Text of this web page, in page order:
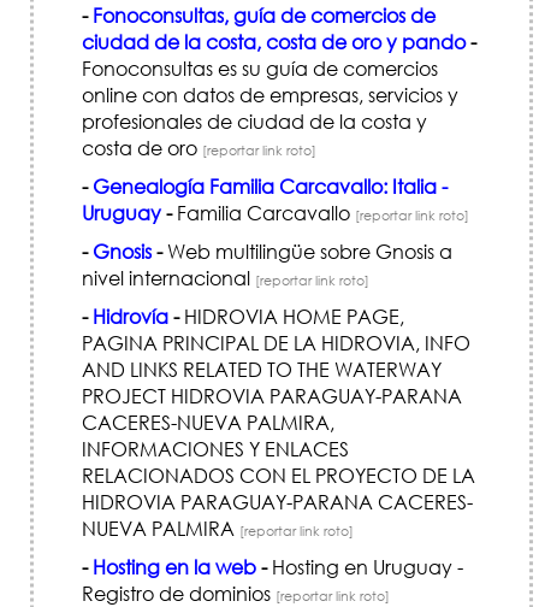
- Fonoconsultas, guía de comercios de
ciudad de la costa, costa de oro y pando-
Fonoconsultas es su guía de comercios
online con datos de empresas, servicios y
profesionales de ciudad de la costa y
costa de oro [reportar link roto]
- Genealogía Familia Carcavallo: Italia -
Uruguay-Familia Carcavallo [reportar link roto]
- Gnosis-Web multilingüe sobre Gnosis a
nivel internacional [reportar link roto]
- Hidrovía-HIDROVIA HOME PAGE,
PAGINA PRINCIPAL DE LA HIDROVIA, INFO
AND LINKS RELATED TO THE WATERWAY
PROJECT HIDROVIA PARAGUAY-PARANA
CACERES-NUEVA PALMIRA,
INFORMACIONES Y ENLACES
RELACIONADOS CON EL PROYECTO DE LA
HIDROVIA PARAGUAY-PARANA CACERES-
NUEVA PALMIRA [reportar link roto]
- Hosting en la web-Hosting en Uruguay -
Registro de dominios [reportar link roto]